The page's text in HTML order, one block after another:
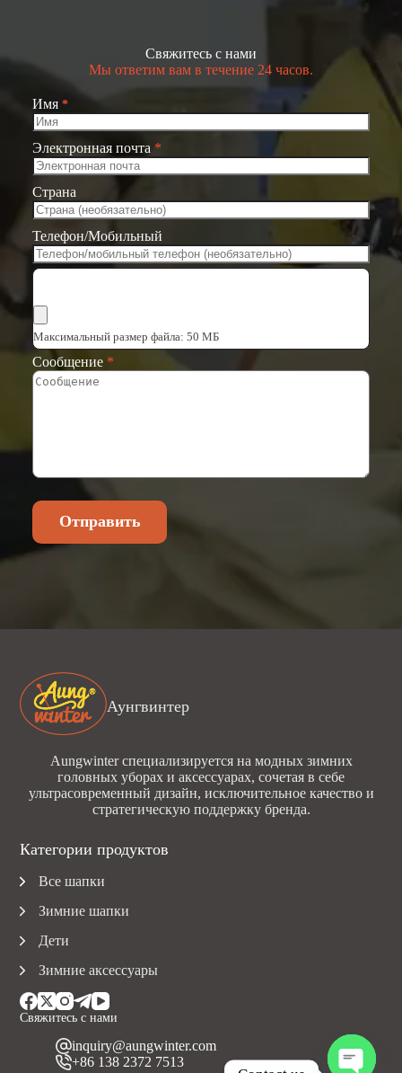
Свяжитесь с нами
Мы ответим вам в течение 24 часов.
Имя *
Электронная почта *
Страна
Телефон/Мобильный
Максимальный размер файла: 50 МБ
Сообщение *
Отправить
Аунгвинтер
Aungwinter специализируется на модных зимних
головных уборах и аксессуарах, сочетая в себе
ультрасовременный дизайн, исключительное качество и
стратегическую поддержку бренда.
Свяжитесь с нами
inquiry@aungwinter.com
+86 138 2372 7513
Категории продуктов
Все шапки
Зимние шапки
Дети
Зимние аксессуары